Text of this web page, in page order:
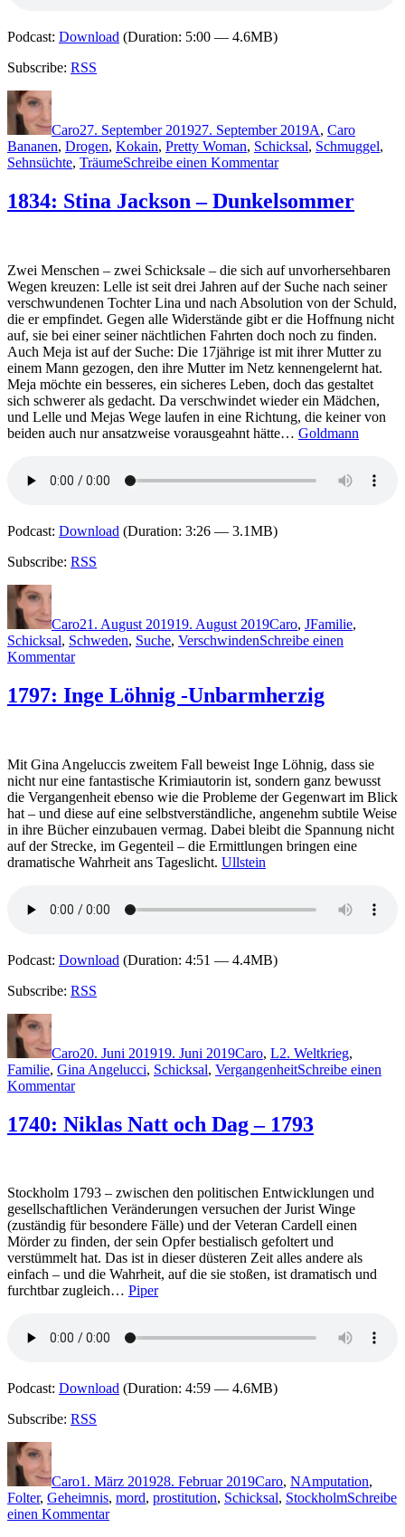
Podcast: Download (Duration: 5:00 — 4.6MB)
Subscribe: RSS
Autor
Caro27. September 201927. September 2019A, Caro
Bananen, Drogen, Kokain, Pretty Woman, Schicksal, Schmuggel,
Sehnsüchte, TräumeSchreibe einen Kommentarzu
Aichner
1834: Stina Jackson – Dunkelsommer
Zwei Menschen – zwei Schicksale – die sich auf unvorhersehbaren
Wegen kreuzen: Lelle ist seit drei Jahren auf der Suche nach seiner
verschwundenen Tochter Lina und nach Absolution von der Schuld,
die er empfindet. Gegen alle Widerstände gibt er die Hoffnung nicht
auf, sie bei einer seiner nächtlichen Fahrten doch noch zu finden.
Auch Meja ist auf der Suche: Die 17jährige ist mit ihrer Mutter zu
einem Mann gezogen, den ihre Mutter im Netz kennengelernt hat.
Meja möchte ein besseres, ein sicheres Leben, doch das gestaltet
sich schwerer als gedacht. Da verschwindet wieder ein Mädchen,
und Lelle und Mejas Wege laufen in eine Richtung, die keiner von
beiden auch nur ansatzweise vorausgeahnt hätte… Goldmann
Podcast: Download (Duration: 3:26 — 3.1MB)
Subscribe: RSS
Autor
Caro21. August 201919. August 2019Caro, JFamilie,
Schicksal, Schweden, Suche, VerschwindenSchreibe einen
Kommentarzu
Stina
Jackson
1797: Inge Löhnig -Unbarmherzig
Mit Gina Angeluccis zweitem Fall beweist Inge Löhnig, dass sie
nicht nur eine fantastische Krimiautorin ist, sondern ganz bewusst
die Vergangenheit ebenso wie die Probleme der Gegenwart im Blick
hat – und diese auf eine selbstverständliche, angenehm subtile Weise
in ihre Bücher einzubauen vermag. Dabei bleibt die Spannung nicht
auf der Strecke, im Gegenteil – die Ermittlungen bringen eine
dramatische Wahrheit ans Tageslicht. Ullstein
Podcast: Download (Duration: 4:51 — 4.4MB)
Subscribe: RSS
Autor
Caro20. Juni 201919. Juni 2019Caro, L2. Weltkrieg,
Familie, Gina Angelucci, Schicksal, VergangenheitSchreibe einen
Kommentarzu
Inge
Löhnig
1740: Niklas Natt och Dag – 1793
Stockholm 1793 – zwischen den politischen Entwicklungen und
gesellschaftlichen Veränderungen versuchen der Jurist Winge
(zuständig für besondere Fälle) und der Veteran Cardell einen
Mörder zu finden, der sein Opfer bestialisch gefoltert und
verstümmelt hat. Das ist in dieser düsteren Zeit alles andere als
einfach – und die Wahrheit, auf die sie stoßen, ist dramatisch und
furchtbar zugleich… Piper
Podcast: Download (Duration: 4:59 — 4.6MB)
Subscribe: RSS
Autor
Caro1. März 201928. Februar 2019Caro, NAmputation,
Folter, Geheimnis, mord, prostitution, Schicksal, StockholmSchreibe
einen Kommentarzu